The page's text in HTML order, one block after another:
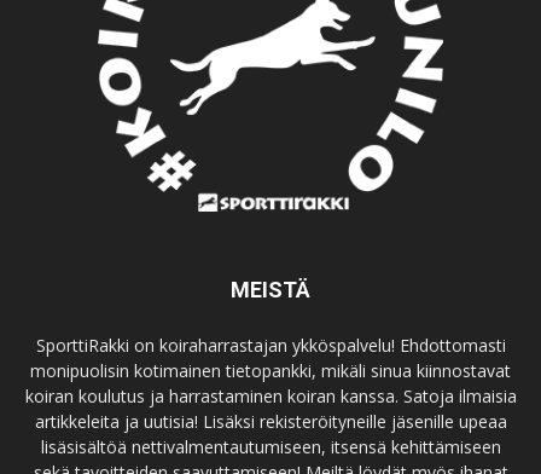
MEISTÄ
SporttiRakki on koiraharrastajan ykköspalvelu! Ehdottomasti
monipuolisin kotimainen tietopankki, mikäli sinua kiinnostavat
koiran koulutus ja harrastaminen koiran kanssa. Satoja ilmaisia
artikkeleita ja uutisia! Lisäksi rekisteröityneille jäsenille upeaa
lisäsisältöä nettivalmentautumiseen, itsensä kehittämiseen